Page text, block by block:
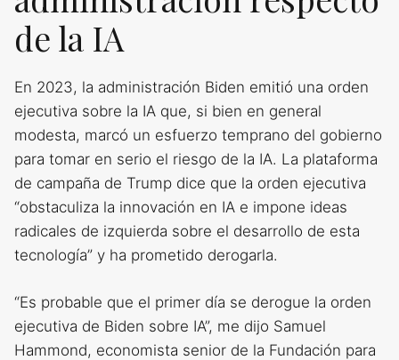
de la IA
En 2023, la administración Biden emitió una orden
ejecutiva sobre la IA que, si bien en general
modesta, marcó un esfuerzo temprano del gobierno
para tomar en serio el riesgo de la IA. La plataforma
de campaña de Trump dice que la orden ejecutiva
“obstaculiza la innovación en IA e impone ideas
radicales de izquierda sobre el desarrollo de esta
tecnología” y ha prometido derogarla.
“Es probable que el primer día se derogue la orden
ejecutiva de Biden sobre IA”, me dijo Samuel
Hammond, economista senior de la Fundación para